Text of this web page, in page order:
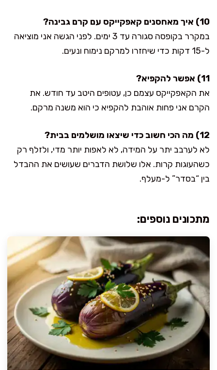
10) איך מאחסנים קאפקייקס עם קרם גבינה?
במקרר בקופסה סגורה עד 3 ימים. לפני הגשה אני מוציאה
ל-15 דקות כדי שיחזרו למרקם נימוח ונעים.
11) אפשר להקפיא?
את הקאפקייקס עצמם כן, עטופים היטב עד חודש. את
הקרם אני פחות אוהבת להקפיא כי הוא משנה מרקם.
12) מה הכי חשוב כדי שיצאו מושלמים בבית?
לא לערבב יתר על המידה, לא לאפות יותר מדי, ולזלף רק
כשהעוגות קרות. אלו שלושת הדברים שעושים את ההבדל
בין “בסדר” ל-מעלף.
מתכונים נוספים: